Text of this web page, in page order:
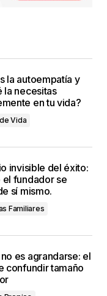
la autoempatía y
la necesitas
en tu vida?
Vida
invisible del éxito:
el fundador se
sí mismo.
Familiares
es agrandarse: el
confundir tamaño